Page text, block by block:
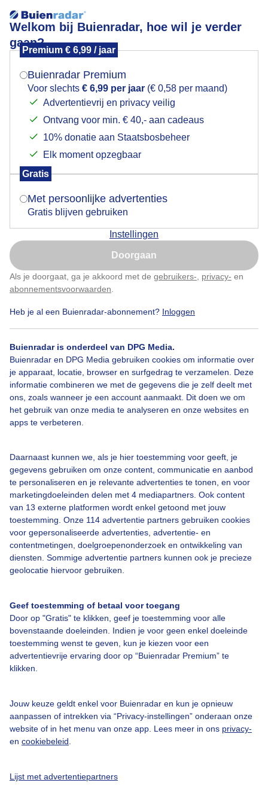
Welkom bij Buienradar, hoe wil je verder
gaan?
Premium € 6,99 / jaar
Buienradar Premium
Voor slechts € 6,99 per jaar (€ 0,58 per maand)
Advertentievrij en privacy veilig
Ontvang voor min. € 40,- aan cadeaus
10% donatie aan Staatsbosbeheer
Elk moment opzegbaar
Gratis
Met persoonlijke advertenties
Gratis blijven gebruiken
Instellingen
Doorgaan
Als je doorgaat, ga je akkoord met de gebruikers- privacy- en
abonnementsvoorwaarden
Heb je al een Buienradar-abonnement? Inloggen
Buienradar is onderdeel van DPG Media.
Buienradar en DPG Media gebruiken cookies om informatie over
je apparaat, locatie, browser en surfgedrag te verzamelen. Deze
informatie combineren we met de gegevens die je zelf deelt met
ons, zoals wanneer je een account aanmaakt. Dit doen we om
het gebruik van onze media te analyseren en onze websites en
apps te verbeteren.
Daarnaast kunnen we, als je hier toestemming voor geeft, je
gegevens gebruiken om onze content, communicatie en aanbod
te personaliseren en je relevante advertenties te tonen, en voor
marketingdoeleinden delen met 4 mediapartners. Ook content
van 13 externe platformen wordt enkel getoond met jouw
toestemming. Onze 114 advertentie partners gebruiken cookies
voor gepersonaliseerde advertenties, advertentie- en
contentmetingen, doelgroepenonderzoek en ontwikkeling van
diensten. Sommige advertentie partners kunnen ook je precieze
geolocatie hiervoor gebruiken.
Geef toestemming of betaal voor toegang
Door op "Gratis" te klikken, geef je toestemming voor alle
bovenstaande doeleinden. Indien je voor geen enkel doeleinde
toestemming wenst te geven, kun je kiezen voor een
advertentievrije ervaring door op “Buienradar Premium” te
klikken.
Jouw keuze geldt enkel voor Buienradar en kun je opnieuw
aanpassen of intrekken via “Privacy-instellingen” onderaan onze
website of in het menu van onze app. Lees meer in ons privacy-
en cookiebeleid
Lijst met advertentiepartners
Onstuimige herfstweer opkomst!
Door: Nely V Frankenhuijzen Gemaakt: 08-10-2025, 87x bekeken
Herfst Regen Onweer
Bekijk slideshow
Over Buienradar
Bedrijfsgegevens
Contact
Toegankelijkheid
Gebruikersvoorwaarden
Adverteren
Privacy beleid
Cookie beleid
Mogen we je locatie gebruiken voor het
Indien je hier nog geen akkoord op hebt gegeven,
verschijnt er zo een pop-up uit je browser waarin
Is goed, toon de popup
Nu niet, misschien later
Klik hierom dit aan te passen